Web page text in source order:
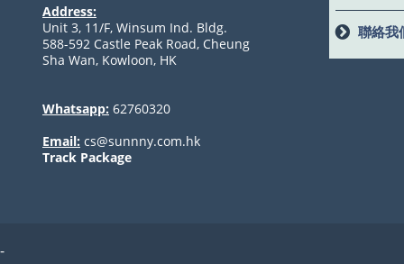
Address:
Unit 3, 11/F, Winsum Ind. Bldg.
588-592 Castle Peak Road, Cheung
Sha Wan, Kowloon, HK
Whatsapp: 62760320
Email: cs@sunnny.com.hk
Track Package
聯絡我
-